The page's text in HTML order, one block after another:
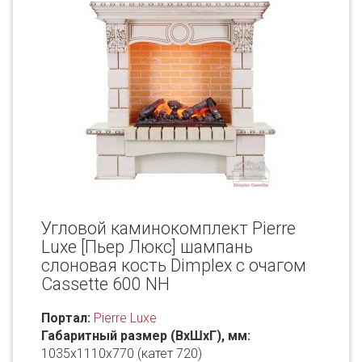
Угловой каминокомплект Pierre
Luxe [Пьер Люкс] шампань
слоновая кость Dimplex с очагом
Cassette 600 NH
Портал: Pierre Luxe
Габаритный размер (ВxШxГ), мм:
1035х1110x770 (катет 720)